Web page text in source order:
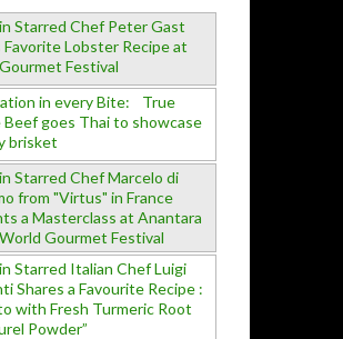
Starred Chef Peter Gast
Favorite Lobster Recipe at
Festival
in every Bite: True
Beef goes Thai to showcase
brisket
Starred Chef Marcelo di
from "Virtus" in France
a Masterclass at Anantara
Gourmet Festival
Starred Italian Chef Luigi
Shares a Favourite Recipe :
with Fresh Turmeric Root
Powder”